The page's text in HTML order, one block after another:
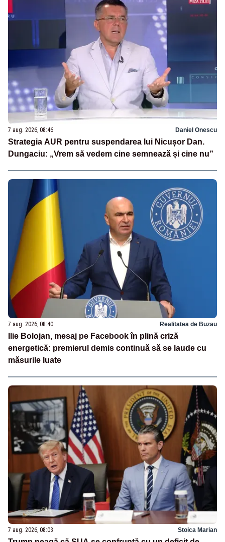
7 aug. 2026, 08:46 Daniel Onescu
Strategia AUR pentru suspendarea lui Nicușor Dan.
Dungaciu: „Vrem să vedem cine semnează și cine nu”
7 aug. 2026, 08:40 Realitatea de Buzau
Ilie Bolojan, mesaj pe Facebook în plină criză
energetică: premierul demis continuă să se laude cu
măsurile luate
7 aug. 2026, 08:03 Stoica Marian